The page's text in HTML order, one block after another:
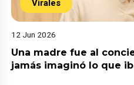
Virales
12 Jun 2026
Una madre fue al
jamás imaginó lo que